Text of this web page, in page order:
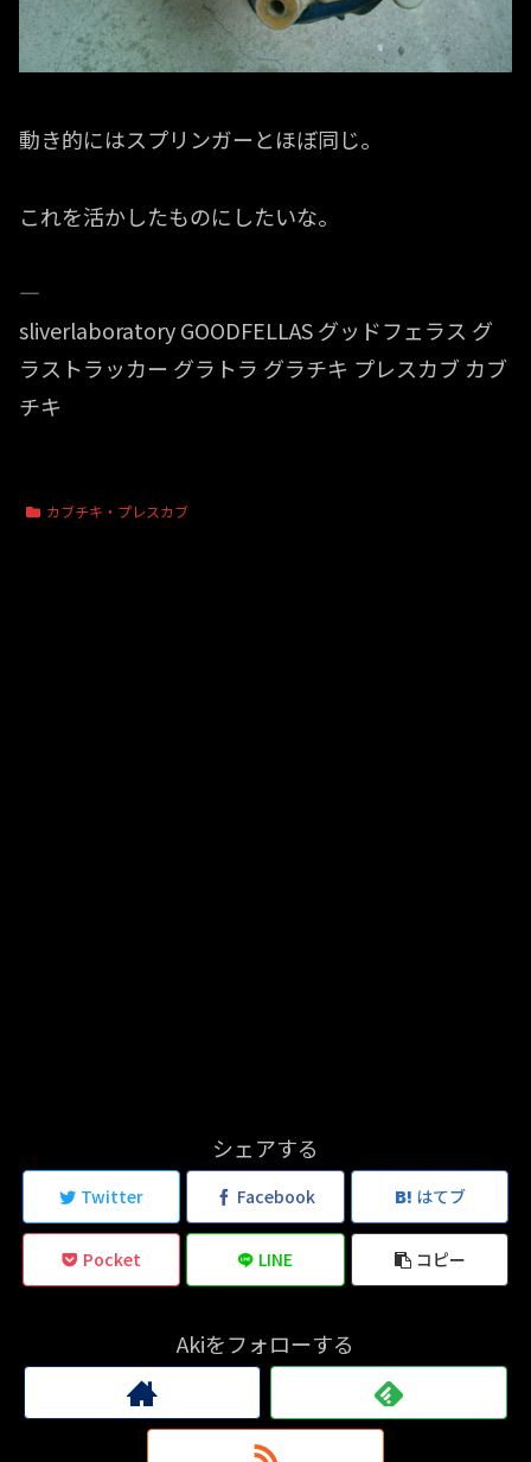
動き的にはスプリンガーとほぼ同じ。
これを活かしたものにしたいな。
—
sliverlaboratory GOODFELLAS グッドフェラス グ
ラストラッカー グラトラ グラチキ プレスカブ カブ
チキ
カブチキ・プレスカブ
シェアする
Twitter Facebook はてブ
Pocket LINE コピー
Akiをフォローする